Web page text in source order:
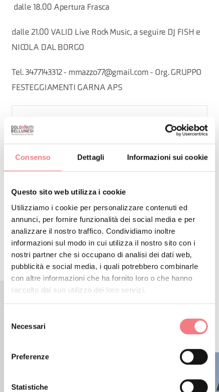
Consenso Dettagli Informazioni sui cookie
Questo sito web utilizza i cookie
Utilizziamo i cookie per personalizzare contenuti ed
annunci, per fornire funzionalità dei social media e per
analizzare il nostro traffico. Condividiamo inoltre
informazioni sul modo in cui utilizza il nostro sito con i
nostri partner che si occupano di analisi dei dati web,
pubblicità e social media, i quali potrebbero combinarle
con altre informazioni che ha fornito loro o che hanno
raccolto dal suo utilizzo dei loro servizi.
delNecessari
Preferenze
Statistiche
dalle 18.00 Apertura Frasca
dalle 21.00 VALID Live Rock Music, a seguire DJ FISH e
NICOLA DAL BORGO
Tel. 3477143312 - mmazzo77@gmail.com - Org. GRUPPO
FESTEGGIAMENTI GARNA APS
INFO E CONTATTI DELL'ORGANIZZATORE
Ferragosto a Garna
Come arrivare
RICHIEDI INFORMAZIONI
ALTRI EVENTI